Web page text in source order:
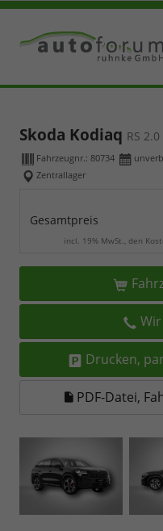
Skoda Kodiaq RS
Fahrzeugnr.: 80734
Zentrallager
Gesamtpreis
incl. 19% MwSt., den
Drucken,
PDF-Datei,